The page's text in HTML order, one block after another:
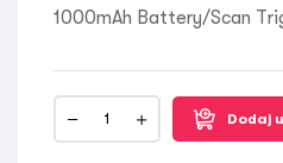
1000mAh Battery/Scan
Dodaj